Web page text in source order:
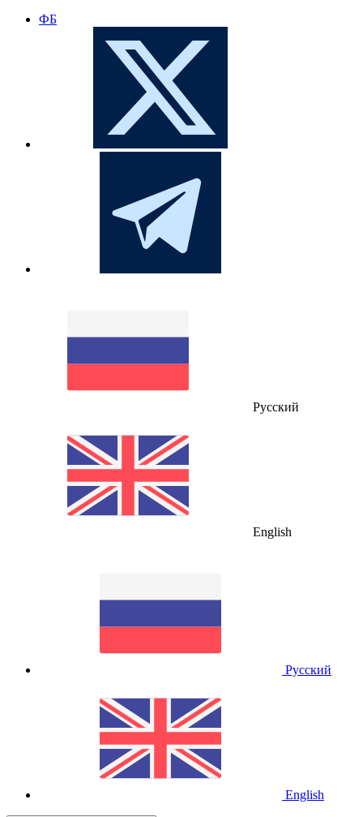
ФБ
Русский
English
Русский
English